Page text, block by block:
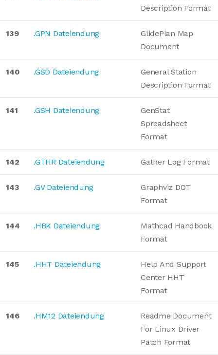
Description Format
139 .GPN Dateiendung
GlidePlan Map
Document
140 .GSD Dateiendung
General Station
Description Format
141 .GSH Dateiendung
GenStat
Spreadsheet
Format
142 .GTHR Dateiendung Gather Log Format
143 .GV Dateiendung
Graphviz DOT
Format
144 .HBK Dateiendung
Mathcad Handbook
Format
145 .HHT Dateiendung
Help And Support
Center HHT
Format
146 .HM12 Dateiendung
Readme Document
For Linux Driver
Patch Format